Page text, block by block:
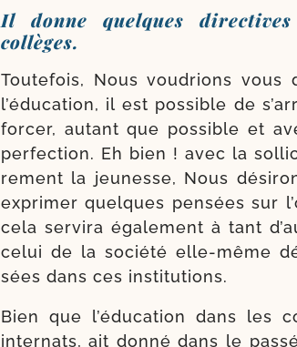
Il donne quelques
collèges.
Toutefois, Nous vou­drions
l’é­du­ca­tion, il est pos­sible de
for­cer, autant que pos­sible et
per­fec­tion. Eh bien ! avec la
re­ment la jeu­nesse, Nous
expri­mer quelques pen­sées sur
cela ser­vi­ra éga­le­ment à tant
celui de la socié­té elle-​même
sées dans ces institutions.
Bien que l’é­du­ca­tion dans les
inter­nats, ait don­né dans le